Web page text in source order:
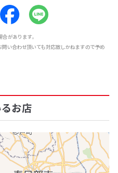
があります。
い合わせ頂いても対応致しかねますので予め
お店